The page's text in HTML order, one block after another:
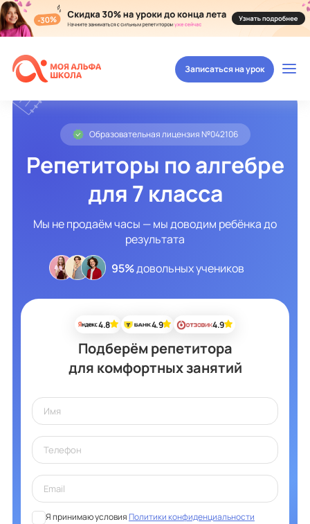
Записаться на урок
Образовательная лицензия №042106
Репетиторы по алгебре
для 7 класса
Мы не продаём часы — мы доводим ребёнка до
результата
95%довольных учеников
4.8 4.9 4.9
Подберём репетитора
для комфортных занятий
Я принимаю условияПолитики конфиденциальности